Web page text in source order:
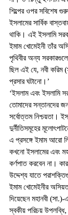
শিল্পের ওপর সবিশেষ
ইসলামের সার্বিক
থাকি। এই ইসলামি
ইমাম খোমেইনী তাঁর
পৃথিবীর অন্য
ছিল এই যে, নবী করিম
প্রসার ঘটানো।’
‘ইসলাম এবং ইসলামি
তোমাদের সন্তানদের
সর্বোত্তম নিশ্চয়তা।
দুর্নীতিসমূহের
এ প্রসঙ্গে ইমাম আরো
কখনো ইসলামের এবং
কর্ণপাত করবেন না।
উদ্দেশ্য যাতে
ইমাম খোমেইনীর
দিয়েছেন মহানবী
স্বকীয় পরিচয় উপলব্ধি,